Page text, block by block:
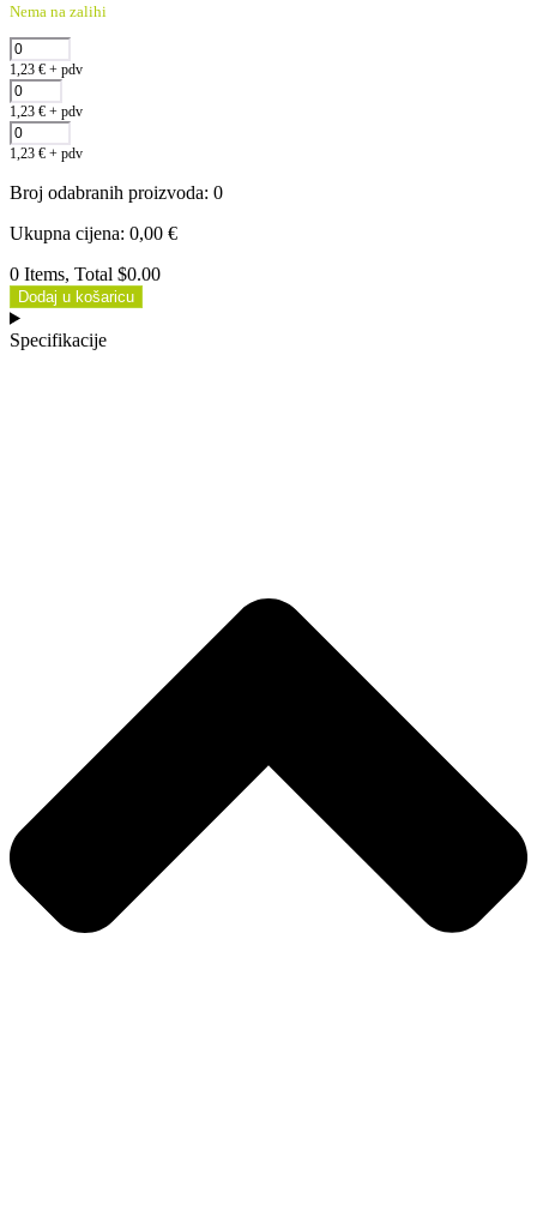
Nema na zalihi
1,23 € + pdv
1,23 € + pdv
1,23 € + pdv
Broj odabranih proizvoda: 0
Ukupna cijena: 0,00 €
0 Items, Total $0.00
Dodaj u košaricu
Specifikacije